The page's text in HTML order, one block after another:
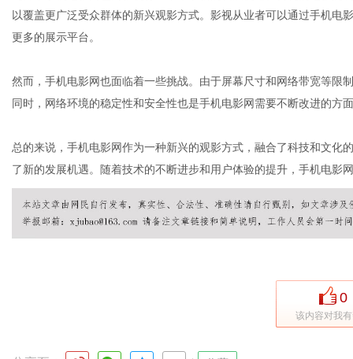
以覆盖更广泛受众群体的新兴观影方式。影视从业者可以通过手机电
更多的展示平台。
然而，手机电影网也面临着一些挑战。由于屏幕尺寸和网络带宽等限
同时，网络环境的稳定性和安全性也是手机电影网需要不断改进的方
总的来说，手机电影网作为一种新兴的观影方式，融合了科技和文化
了新的发展机遇。随着技术的不断进步和用户体验的提升，手机电影
0
该内容对我